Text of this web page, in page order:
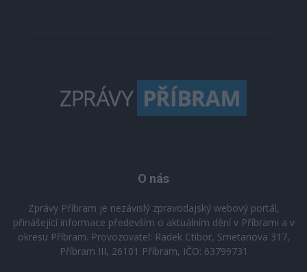
O nás
Zprávy Příbram je nezávislý zpravodajský webový portál,
přinášející informace především o aktuálním dění v Příbrami a v
okresu Příbram. Provozovatel: Radek Ctibor, Smetanova 317,
Příbram III, 26101 Příbram, IČO: 63799731